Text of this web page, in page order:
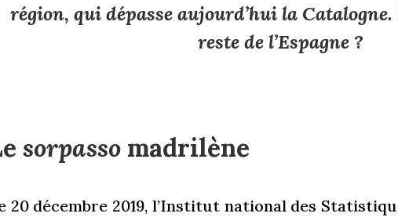
région, qui dépasse aujourd’hui la
reste de l’Espagne ?
sorpasso madrilène
20 décembre 2019, l’Institut national des